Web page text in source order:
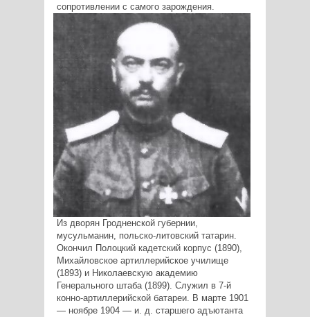
сопротивлении с самого зарождения.
Из дворян Гродненской губернии,
мусульманин, польско-литовский татарин.
Окончил Полоцкий кадетский корпус (1890),
Михайловское артиллерийское училище
(1893) и Николаевскую академию
Генерального штаба (1899). Служил в 7-й
конно-артиллерийской батареи. В марте 1901
— ноябре 1904 — и. д. старшего адъютанта